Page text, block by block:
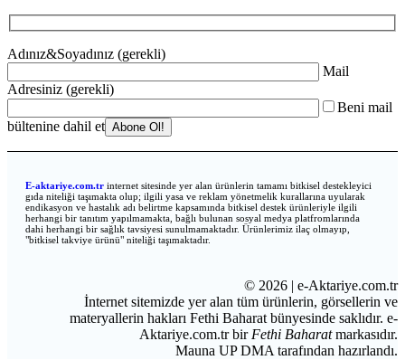
Adınız&Soyadınız (gerekli)
Mail
Adresiniz (gerekli)
Beni mail
bültenine dahil et
E-aktariye.com.tr internet sitesinde yer alan ürünlerin tamamı bitkisel destekleyici
gıda niteliği taşımakta olup; ilgili yasa ve reklam yönetmelik kurallarına uyularak
endikasyon ve hastalık adı belirtme kapsamında bitkisel destek ürünleriyle ilgili
herhangi bir tanıtım yapılmamakta, bağlı bulunan sosyal medya platfromlarında
dahi herhangi bir sağlık tavsiyesi sunulmamaktadır. Ürünlerimiz ilaç olmayıp,
"bitkisel takviye ürünü" niteliği taşımaktadır.
© 2026 | e-Aktariye.com.tr
İnternet sitemizde yer alan tüm ürünlerin, görsellerin ve
materyallerin hakları Fethi Baharat bünyesinde saklıdır. e-
Aktariye.com.tr bir Fethi Baharatmarkasıdır.
Mauna UP DMA tarafından hazırlandı.